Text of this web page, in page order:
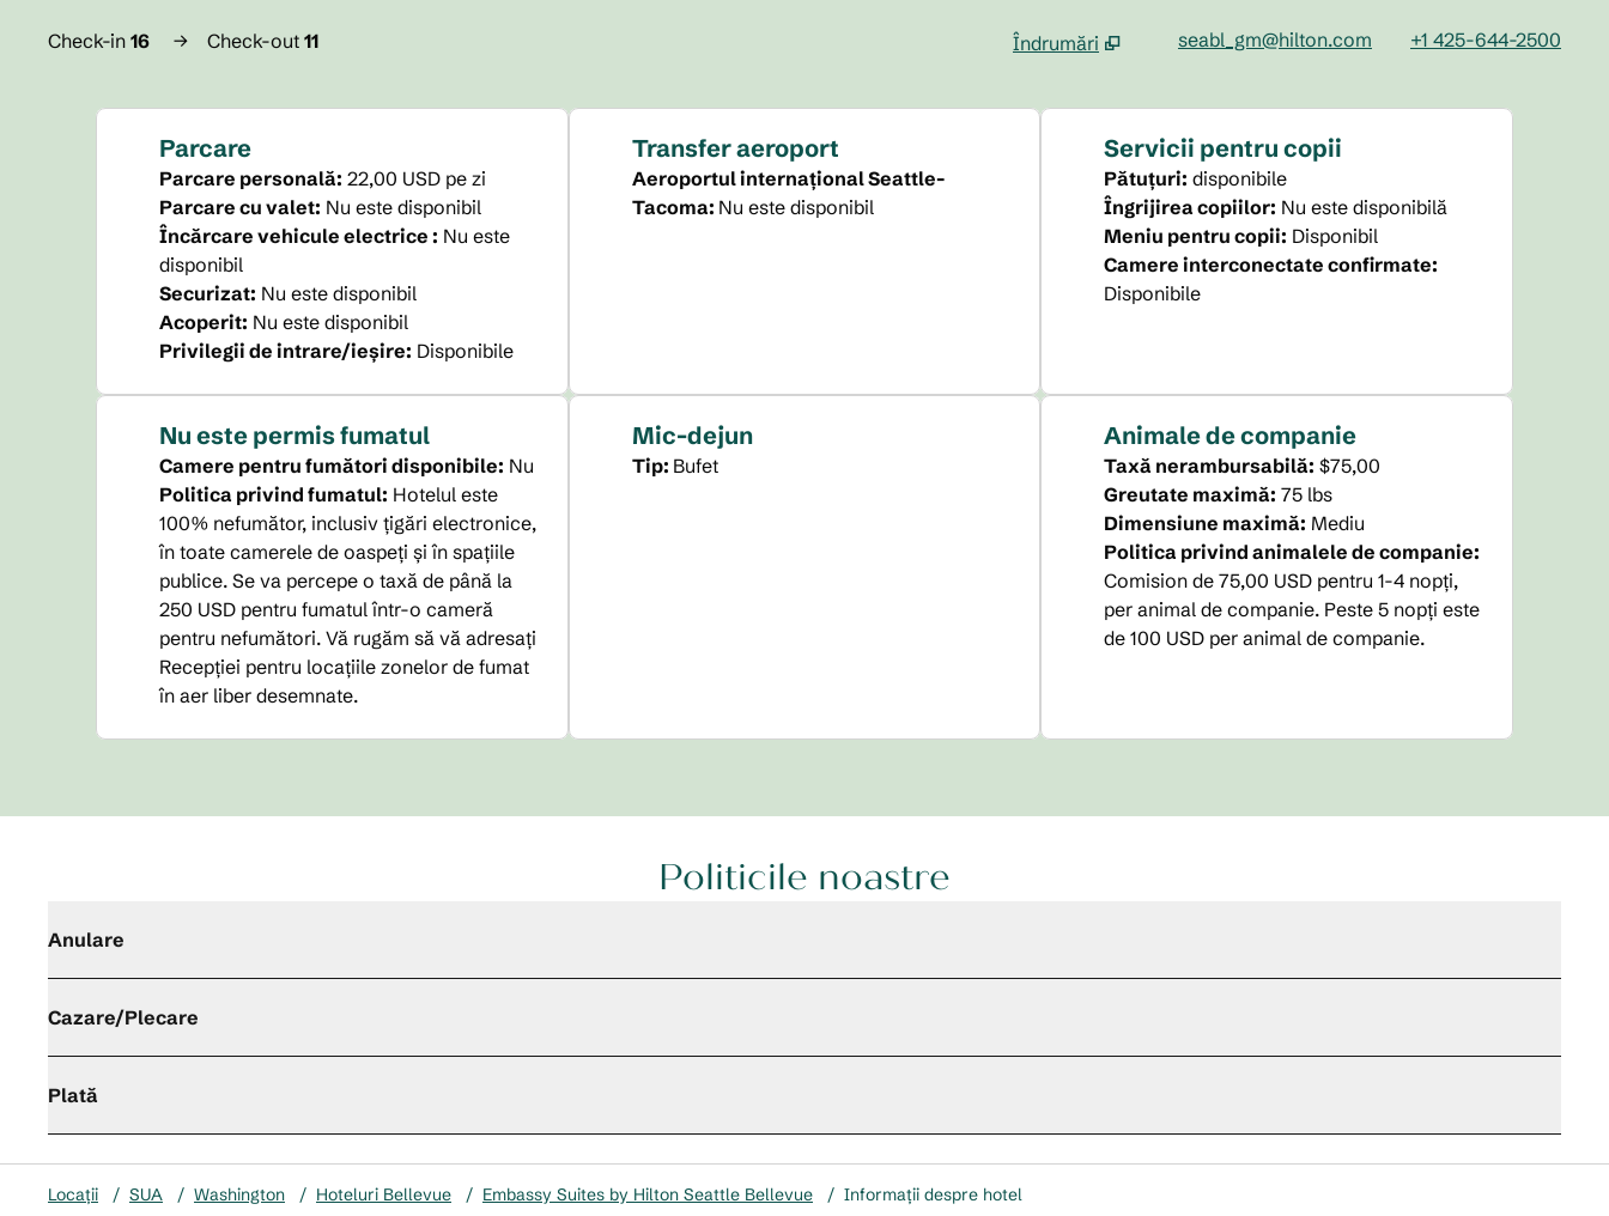
Check-in 16 → Check-out 11
Îndrumări
seabl_gm@hilton.com +1 425-644-2500
Parcare
Parcare personală: 22,00 USD pe zi
Parcare cu valet: Nu este disponibil
Încărcare vehicule electrice : Nu este
disponibil
Securizat: Nu este disponibil
Acoperit: Nu este disponibil
Privilegii de intrare/ieșire: Disponibile
Transfer aeroport
Aeroportul internațional Seattle-
Tacoma: Nu este disponibil
Servicii pentru copii
Pătuțuri: disponibile
Îngrijirea copiilor: Nu este disponibilă
Meniu pentru copii: Disponibil
Camere interconectate confirmate:
Disponibile
Nu este permis fumatul
Camere pentru fumători disponibile: Nu
Politica privind fumatul: Hotelul este
100% nefumător, inclusiv țigări electronice,
în toate camerele de oaspeți și în spațiile
publice. Se va percepe o taxă de până la
250 USD pentru fumatul într-o cameră
pentru nefumători. Vă rugăm să vă adresați
Recepției pentru locațiile zonelor de fumat
în aer liber desemnate.
Mic-dejun
Tip: Bufet
Animale de companie
Taxă nerambursabilă: $75,00
Greutate maximă: 75 lbs
Dimensiune maximă: Mediu
Politica privind animalele de companie:
Comision de 75,00 USD pentru 1-4 nopți,
per animal de companie. Peste 5 nopți este
de 100 USD per animal de companie.
Politicile noastre
Anulare
Cazare/Plecare
Plată
Locații / SUA / Washington / Hoteluri Bellevue / Embassy Suites by Hilton Seattle Bellevue / Informații despre hotel